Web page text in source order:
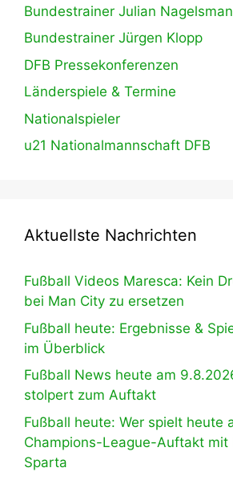
Bundestrainer Julian
Bundestrainer Jürgen Klopp
DFB Pressekonferenzen
Länderspiele & Termine
Nationalspieler
u21 Nationalmannschaft DFB
Aktuellste Nachrichten
Fußball Videos Maresca: Kein
bei Man City zu ersetzen
Fußball heute: Ergebnisse &
im Überblick
Fußball News heute am
stolpert zum Auftakt
Fußball heute: Wer spielt heute
Champions-League-Auftakt mit
Sparta